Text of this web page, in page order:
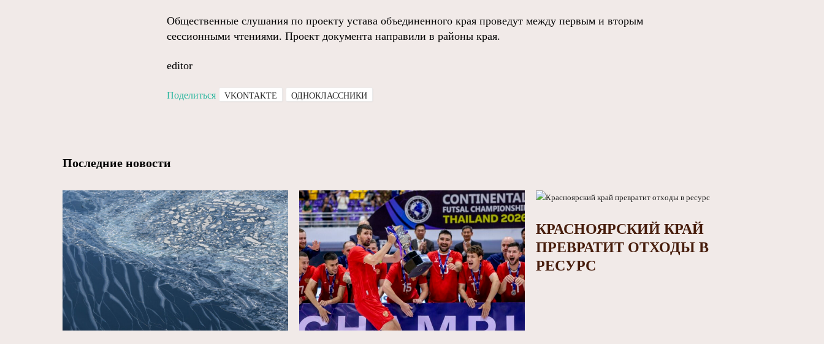
Общественные слушания по проекту устава объединенного края проведут между первым и вторым
сессионными чтениями. Проект документа направили в районы края.
editor
Поделиться VKONTAKTE ОДНОКЛАССНИКИ
Последние новости
КРАСНОЯРСКИЙ КРАЙ
ПРЕВРАТИТ ОТХОДЫ В
РЕСУРС